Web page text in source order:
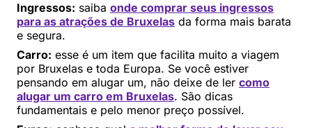
Ingressos: saiba onde comprar seus ingressos
para as atrações de Bruxelas da forma mais barata
e segura.
Carro: esse é um item que facilita muito a viagem
por Bruxelas e toda Europa. Se você estiver
pensando em alugar um, não deixe de ler como
alugar um carro em Bruxelas. São dicas
fundamentais e pelo menor preço possível.